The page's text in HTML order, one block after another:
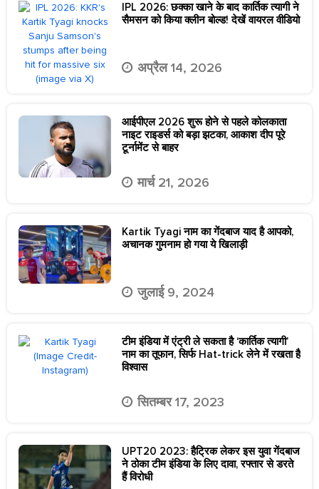
IPL 2026: छक्का खाने के बाद कार्तिक त्यागी ने
सैमसन को किया क्लीन बोल्ड! देखें वायरल वीडियो
अप्रैल 14, 2026
आईपीएल 2026 शुरू होने से पहले कोलकाता
नाइट राइडर्स को बड़ा झटका, आकाश दीप पूरे
टूर्नामेंट से बाहर
मार्च 21, 2026
Kartik Tyagi नाम का गेंदबाज याद है आपको,
अचानक गुमनाम हो गया ये खिलाड़ी
जुलाई 9, 2024
टीम इंडिया में एंट्री ले सकता है ‘कार्तिक त्यागी’
नाम का तूफान, सिर्फ Hat-trick लेने में रखता है
विश्वास
सितम्बर 17, 2023
UPT20 2023: हैट्रिक लेकर इस युवा गेंदबाज
ने ठोका टीम इंडिया के लिए दावा, रफ्तार से डरते
हैं विरोधी